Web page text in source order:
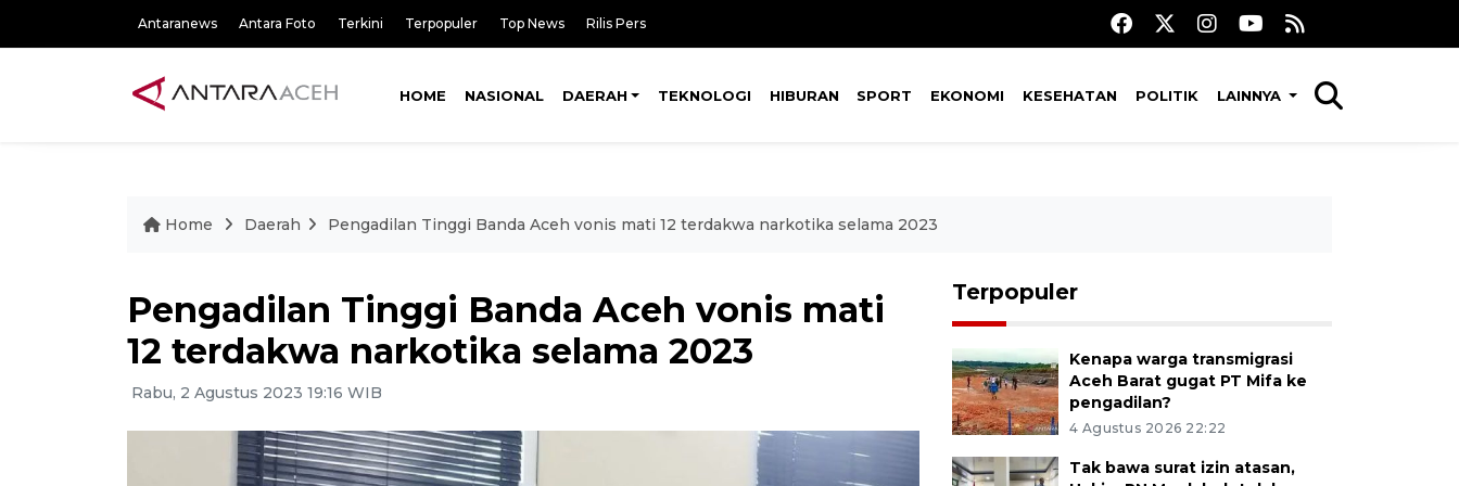
Antaranews Antara Foto Terkini Terpopuler Top News Rilis Pers
HOME NASIONAL DAERAH TEKNOLOGI HIBURAN SPORT EKONOMI KESEHATAN POLITIK LAINNYA
Home Daerah Pengadilan Tinggi Banda Aceh vonis mati 12 terdakwa narkotika selama 2023
Pengadilan Tinggi Banda Aceh vonis mati
12 terdakwa narkotika selama 2023
Rabu, 2 Agustus 2023 19:16 WIB
Terpopuler
Kenapa warga transmigrasi
Aceh Barat gugat PT Mifa ke
pengadilan?
4 Agustus 2026 22:22
Tak bawa surat izin atasan,